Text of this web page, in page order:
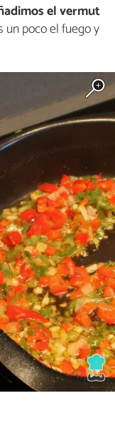
el vermut
un poco el fuego y